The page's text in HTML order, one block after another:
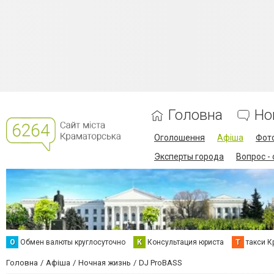
Головна
Оголошення Афіша
Эксперты города
Вопрос -
О Обмен валюты круглосуточно К Консультация юриста Т такси
Головна Афіша Ночная жизнь DJ ProBASS